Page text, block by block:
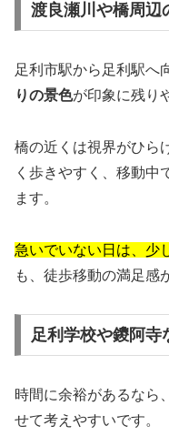
渡良瀬川や橋周辺
足利市駅から足利駅へ
りの景色が印象に残り
橋の近くは視界がひら
く歩きやすく、移動中
ます。
急いでいない日は、少
も、徒歩移動の満足感
足利学校や鑁阿寺
時間に余裕があるなら
せて考えやすいです。